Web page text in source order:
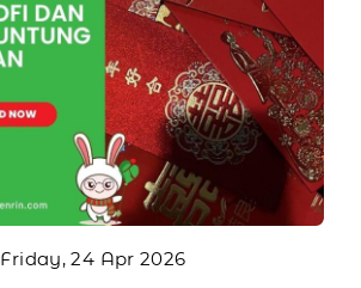
Friday, 24 Apr 2026